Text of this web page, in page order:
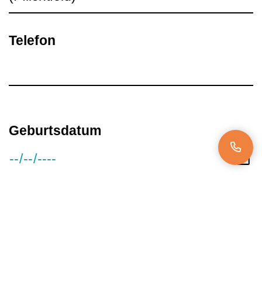
Telefon
Geburtsdatum